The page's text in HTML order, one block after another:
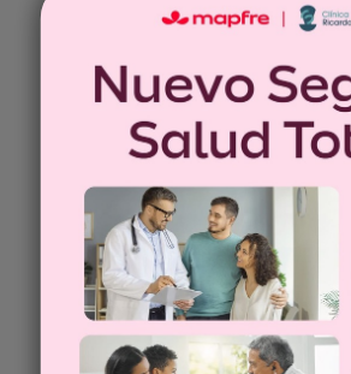
• Atención oftalmológica y
• Nutrición en consultorio.
• Medicina Física y Rehabilitación.
• Acupuntura y Homeopatía.
• Medicina Quiropráctica.
• Programas Médicos: Enfermedades